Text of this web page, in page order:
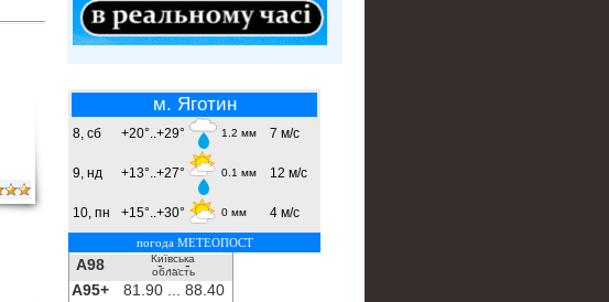
м. Яготин
8, сб +20°..+29° 1.2 мм 7 м/с
9, нд +13°..+27° 0.1 мм 12 м/с
10, пн +15°..+30° 0 мм 4 м/с
погода МЕТЕОПОСТ
Київська
область
A98 - ...-
A95+
81.90 ...
88.40